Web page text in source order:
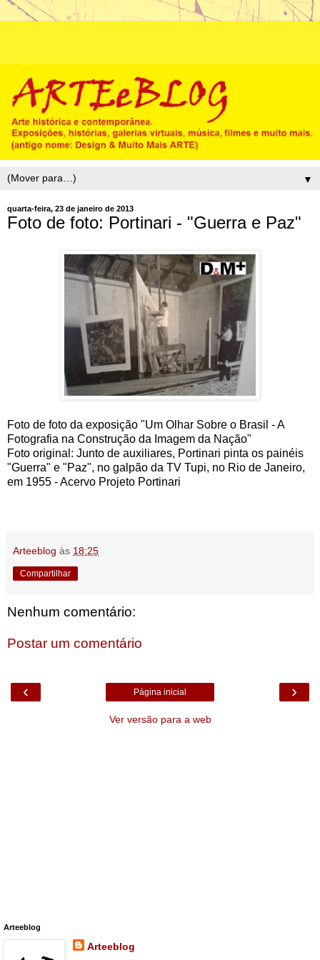
▼
quarta-feira, 23 de janeiro de 2013
Foto de foto: Portinari - "Guerra e Paz"
Foto de foto da exposição "Um Olhar Sobre o Brasil - A
Fotografia na Construção da Imagem da Nação"
Foto original: Junto de auxiliares, Portinari pinta os painéis
"Guerra" e "Paz", no galpão da TV Tupi, no Rio de Janeiro,
em 1955 -Acervo Projeto Portinari
Arteeblog às 18:25
Compartilhar
Nenhum comentário:
Postar um comentário
‹ ›
Página inicial
Ver versão para a web
Arteeblog
Arteeblog